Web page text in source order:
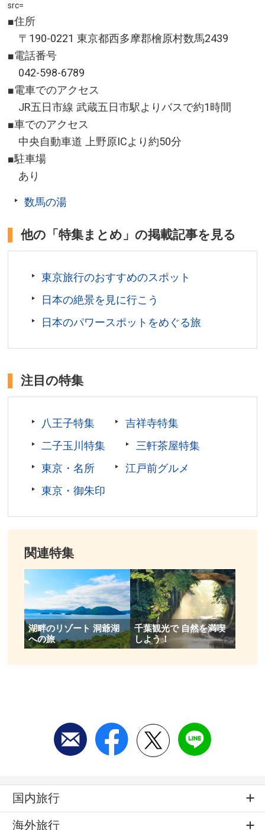
src=
■住所
〒190-0221 東京都西多摩郡檜原村数馬2439
■電話番号
042-598-6789
■電車でのアクセス
JR五日市線 武蔵五日市駅よりバスで約1時間
■車でのアクセス
中央自動車道 上野原ICより約50分
■駐車場
あり
数馬の湯
他の「特集まとめ」の掲載記事を見る
東京旅行のおすすめのスポット
日本の絶景を見に行こう
日本のパワースポットをめぐる旅
注目の特集
八王子特集
吉祥寺特集
二子玉川特集
三軒茶屋特集
東京・名所
江戸前グルメ
東京・御朱印
関連特集
湖畔のリゾート 洞爺湖
への旅
千葉観光で 自然を満喫
しよう！
国内旅行
海外旅行